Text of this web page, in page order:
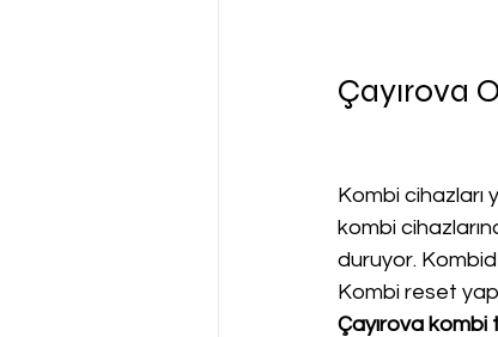
Çayırova
Kombi cihazları
kombi
duruyor.
Kombi reset
Çayırova kombi